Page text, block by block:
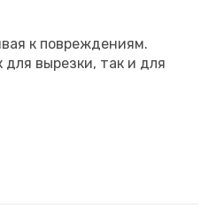
к повреждениям.
вырезки, так и для